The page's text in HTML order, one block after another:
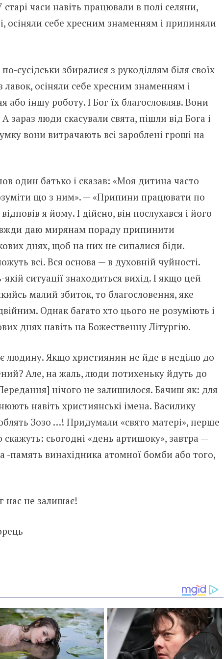
часи навіть працювали в полі селяни,
осіняли себе хресним знаменням і припиняли
сусідськи збиралися з рукоділлям біля своїх
лавок, осіняли себе хресним знаменням і
або іншу роботу. І Бог їх благословляв. Вони
зараз люди скасували свята, пішли від Бога і
вони витрачають всі зароблені гроші на
один батько і сказав: «Моя дитина часто
що з ним». — «Припини працювати по
я йому. І дійсно, він послухався і його
даю мирянам пораду припинити
днях, щоб на них не сипалися біди.
всі. Вся основа — в духовній чуйності.
ситуації знаходиться вихід. І якщо цей
малий збиток, то благословення, яке
Однак багато хто цього не розуміють і
днях навіть на Божественну Літургію.
людину. Якщо християнин не йде в неділю до
Але, на жаль, люди потихеньку йдуть до
нічого не залишилося. Бачиш як: для
навіть християнські імена. Василику
Зозо …! Придумали «свято матері», перше
сьогодні «день артишоку», завтра —
-память винахідника атомної бомби або того,
нас не залишає!